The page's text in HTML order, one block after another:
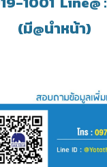
(มี@นำหน้า)